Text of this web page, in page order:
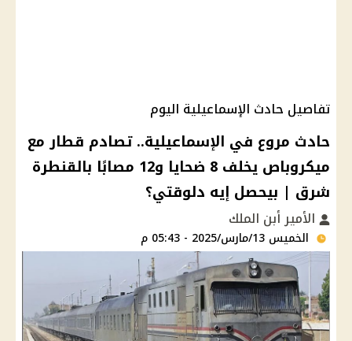
تفاصيل حادث الإسماعيلية اليوم
حادث مروع في الإسماعيلية.. تصادم قطار مع
ميكروباص يخلف 8 ضحايا و12 مصابًا بالقنطرة
شرق | بيحصل إيه دلوقتي؟
الأمير أبن الملك
الخميس 13/مارس/2025 - 05:43 م